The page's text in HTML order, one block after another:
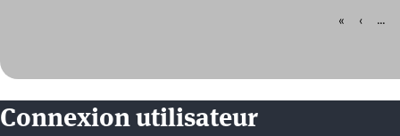
« ‹ …
Connexion utilisateur